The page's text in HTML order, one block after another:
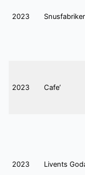
2023
2023 Cafe’
2023 Livents